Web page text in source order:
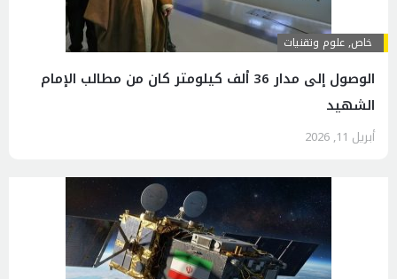
خاص,علوم وتقنيات
الوصول إلى مدار 36 ألف كيلومتر كان من مطالب الإمام
الشهيد
أبريل 11, 2026